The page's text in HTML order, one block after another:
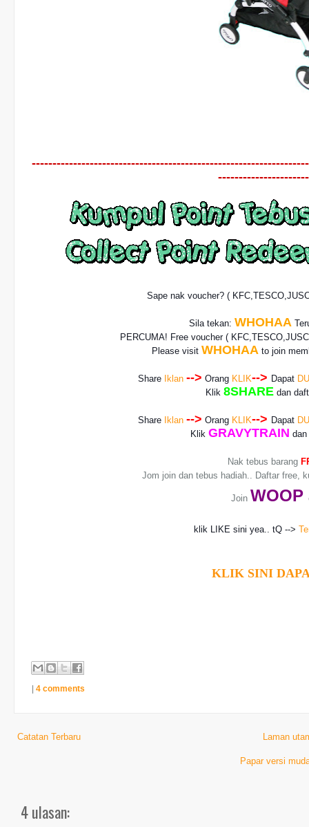
Sape nak voucher? (
Sila tekan: WHOHAA
PERCUMA! Free voucher(
Please visitWHOHAA to join
Share Iklan --> Orang KLIK--> Dapat
Klik8SHARE dan
Share Iklan --> Orang KLIK--> Dapat
Klik GRAVYTRAIN
Nak tebus barang
Jom join dan tebus hadiah.. Daftar free,
Join WOOP
klik LIKE sini yea.. tQ -->
KLIK SINI
| 4 comments
Catatan Terbaru Laman
Papar versi
4 ulasan: